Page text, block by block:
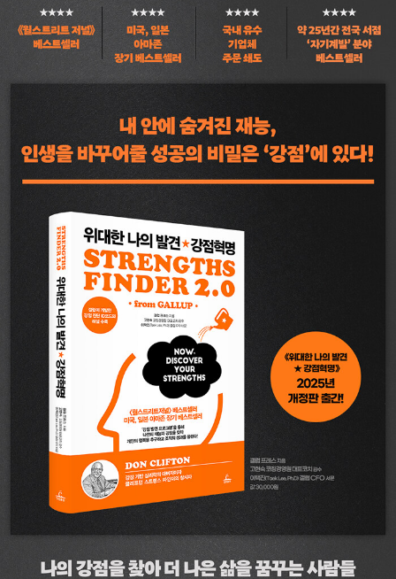
어라》, 《무엇이 임원의 성패를 결정하는가》 등이 있다.